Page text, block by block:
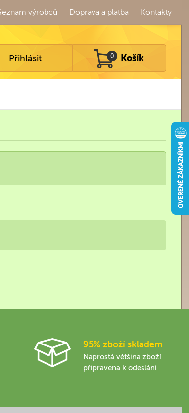
výrobců Doprava a platba Kontakty
Přihlásit 0 Košík
95% zboží skladem
Naprostá většina zboží
připravena k odeslání